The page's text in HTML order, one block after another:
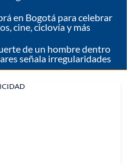
en Bogotá para celebrar
cine, ciclovía y más
de un hombre dentro
señala irregularidades